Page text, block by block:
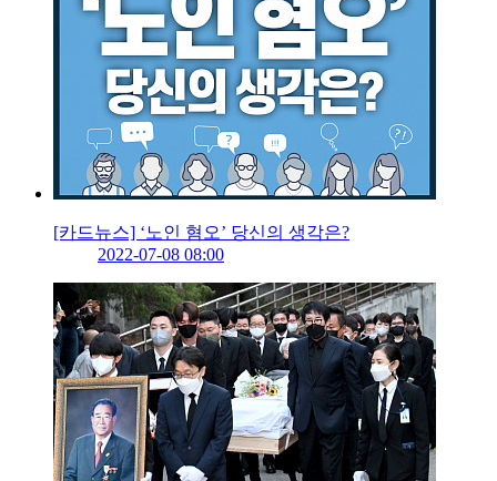
[카드뉴스] ‘노인 혐오’ 당신의 생각은?
2022-07-08 08:00